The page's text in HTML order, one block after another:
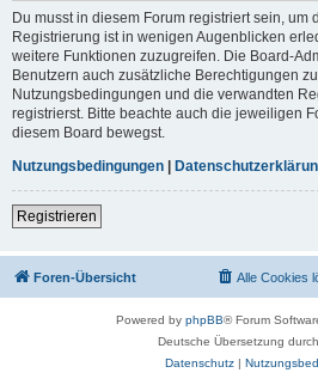
Du musst in diesem Forum registriert sein, um
Registrierung ist in wenigen Augenblicken
weitere Funktionen zuzugreifen. Die Board-
Benutzern auch zusätzliche Berechtigungen
Nutzungsbedingungen und die verwandten
registrierst. Bitte beachte auch die jeweiligen
diesem Board bewegst.
Nutzungsbedingungen |
Registrieren
Foren-Übersicht Alle Cookies
Powered by phpBB® Forum
Deutsche Übersetzung durch
Datenschutz|